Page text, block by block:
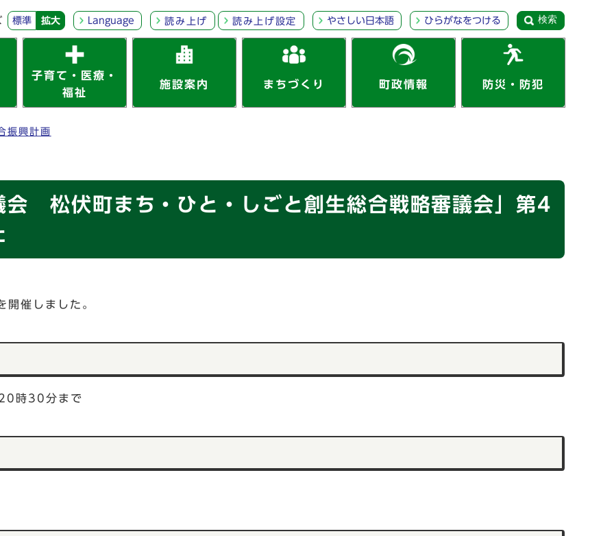
標準 拡大 Language 読み上げ 読み上げ設定 やさしい日本語 ひらがなをつける 検索
子育て・医療・
福祉
施設案内 まちづくり 町政情報 防災・防犯
振興計画
会 松伏町まち・ひと・しごと創生総合戦略審議会」第4
催しました。
時30分まで